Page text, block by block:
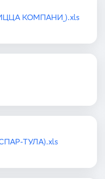
КОМПАНИ_).xls
ТУЛА).xls